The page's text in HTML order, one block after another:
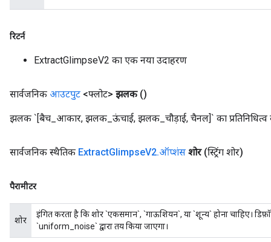
रिटर्न
ExtractGlimpseV2 का एक नया उदाहरण
सार्वजनिक आउटपुट <फ्लोट> झलक ()
झलक `[बैच_आकार, झलक_ऊंचाई, झलक_चौड़ाई, चैनल]` का प्रतिनिधित्व
सार्वजनिक स्थैतिक ExtractGlimpseV2.ऑप्शंस शोर (स्ट्रिंग शोर)
पैरामीटर
शोर
इंगित करता है कि शोर `एकसमान`, `गाऊशियन`, या `शून्य` होना चाहिए।
`uniform_noise` द्वारा तय किया जाएगा।